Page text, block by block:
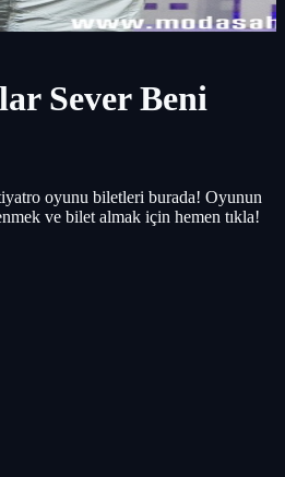
Sever Beni
oyunu biletleri burada! Oyunun
ve bilet almak için hemen tıkla!